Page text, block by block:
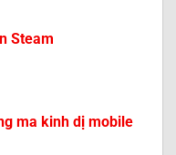
Steam
ma kinh dị mobile